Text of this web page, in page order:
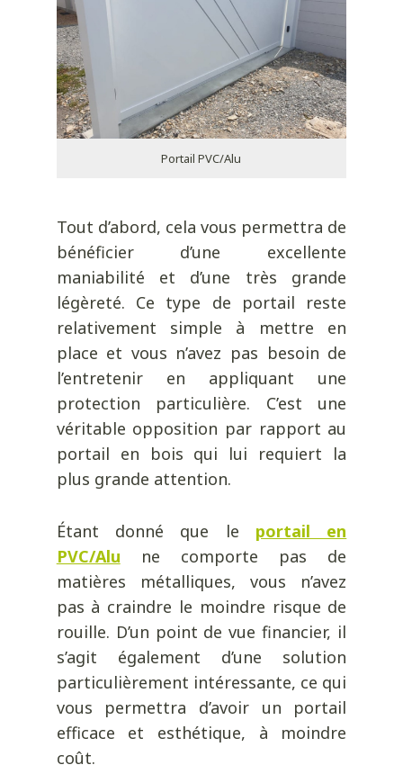
Portail PVC/Alu
Tout d’abord, cela vous permettra de
bénéficier d’une excellente
maniabilité et d’une très grande
légèreté. Ce type de portail reste
relativement simple à mettre en
place et vous n’avez pas besoin de
l’entretenir en appliquant une
protection particulière. C’est une
véritable opposition par rapport au
portail en bois qui lui requiert la
plus grande attention.
Étant donné que le portail en
PVC/Alu ne comporte pas de
matières métalliques, vous n’avez
pas à craindre le moindre risque de
rouille. D’un point de vue financier, il
s’agit également d’une solution
particulièrement intéressante, ce qui
vous permettra d’avoir un portail
efficace et esthétique, à moindre
coût.